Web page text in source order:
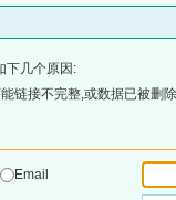
下几个原因:
链接不完整,或数据已被删
Email